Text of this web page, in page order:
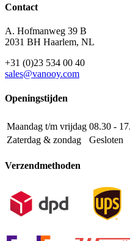
Contact
A. Hofmanweg 39 B
2031 BH Haarlem, NL
+31 (0)23 534 00 40
sales@vanooy.com
Openingstijden
Maandag t/m vrijdag 08.30 -
Zaterdag & zondag
Gesloten
Verzendmethoden